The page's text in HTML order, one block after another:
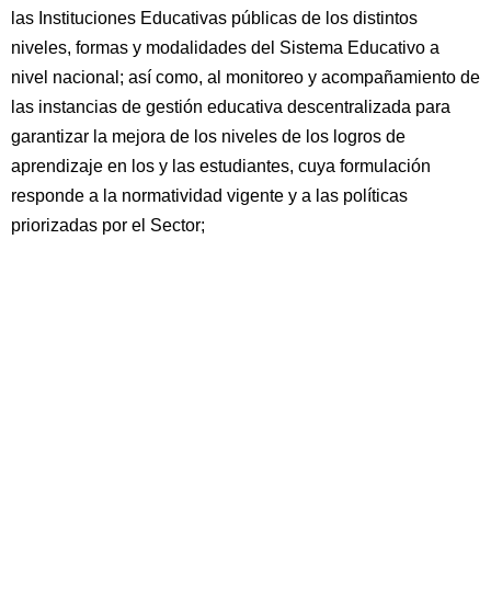
las Instituciones Educativas públicas de los distintos
niveles, formas y modalidades del Sistema Educativo a
nivel nacional; así como, al monitoreo y acompañamiento de
las instancias de gestión educativa descentralizada para
garantizar la mejora de los niveles de los logros de
aprendizaje en los y las estudiantes, cuya formulación
responde a la normatividad vigente y a las políticas
priorizadas por el Sector;